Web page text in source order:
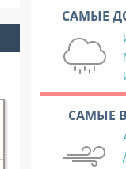
САМЫЕ
САМЫЕ